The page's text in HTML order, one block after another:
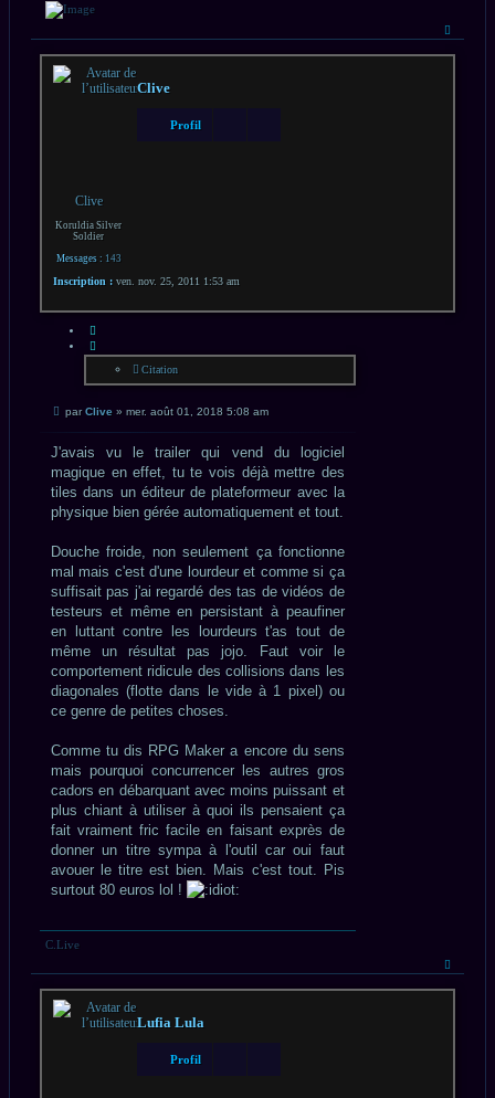
Clive
Koruldia Silver
Soldier
Messages : 143
Clive
Profil
Inscription : ven. nov. 25, 2011 1:53 am
Citation
Message
parClive » mer. août 01, 2018 5:08 am
J'avais vu le trailer qui vend du logiciel
magique en effet, tu te vois déjà mettre des
tiles dans un éditeur de plateformeur avec la
physique bien gérée automatiquement et tout.
Douche froide, non seulement ça fonctionne
mal mais c'est d'une lourdeur et comme si ça
suffisait pas j'ai regardé des tas de vidéos de
testeurs et même en persistant à peaufiner
en luttant contre les lourdeurs t'as tout de
même un résultat pas jojo. Faut voir le
comportement ridicule des collisions dans les
diagonales (flotte dans le vide à 1 pixel) ou
ce genre de petites choses.
Comme tu dis RPG Maker a encore du sens
mais pourquoi concurrencer les autres gros
cadors en débarquant avec moins puissant et
plus chiant à utiliser à quoi ils pensaient ça
fait vraiment fric facile en faisant exprès de
donner un titre sympa à l'outil car oui faut
avouer le titre est bien. Mais c'est tout. Pis
surtout 80 euros lol !
C.Live
Lufia Lula
Profil